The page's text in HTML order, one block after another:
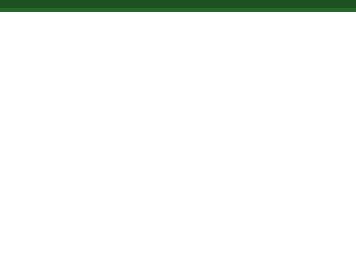
Skip to main content